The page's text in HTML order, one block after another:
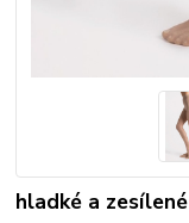
hladké a zesílené